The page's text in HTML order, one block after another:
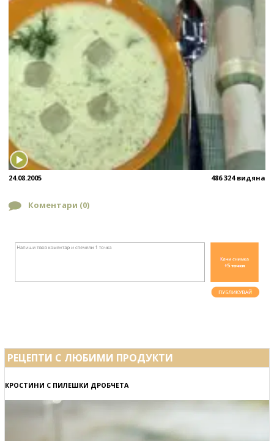
24.08.2005 486 324 видяна
Коментари (0)
РЕЦЕПТИ С ЛЮБИМИ ПРОДУКТИ
КРОСТИНИ С ПИЛЕШКИ ДРОБЧЕТА